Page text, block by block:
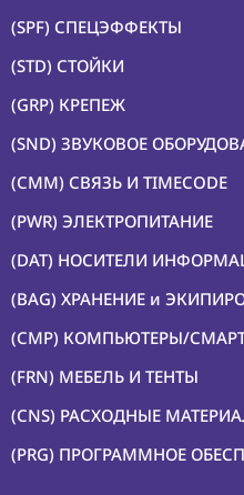
(SPF) СПЕЦЭФФЕКТЫ
(STD) СТОЙКИ
(GRP) КРЕПЕЖ
(SND) ЗВУКОВОЕ
(CMM) СВЯЗЬ И TIMECODE
(PWR) ЭЛЕКТРОПИТАНИЕ
(DAT) НОСИТЕЛИ
(BAG) ХРАНЕНИЕ и
(CMP) КОМПЬЮТЕРЫ/
(FRN) МЕБЕЛЬ И ТЕНТЫ
(CNS) РАСХОДНЫЕ
(PRG) ПРОГРАММНОЕ